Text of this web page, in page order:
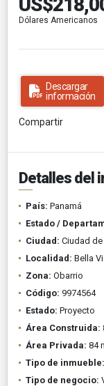
Dólares Americanos
Descargar
información
Compartir
Detalles del
País: Panamá
Estado /
Ciudad: Ciudad de
Localidad: Bella
Zona: Obarrio
Código: 9974564
Estado: Proyecto
Área Construida:
Área Privada: 84
Tipo de inmueble:
Tipo de negocio: